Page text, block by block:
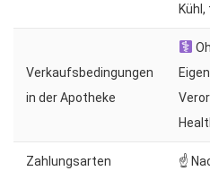
Verkaufsbedingungen
in der Apotheke
Zahlungsarten ☝